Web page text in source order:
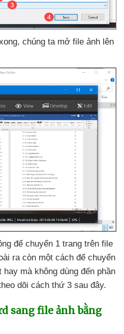
, chúng ta mở file ảnh lên
để chuyển 1 trang trên file
ra còn một cách để chuyển
hay mà không dùng đến phần
dõi cách thứ 3 sau đây.
sang file ảnh bằng